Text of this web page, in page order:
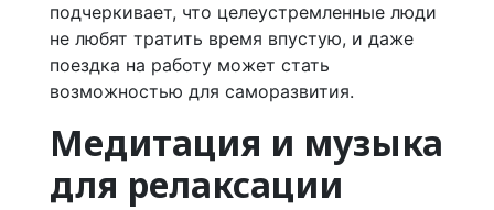
подчеркивает, что целеустремленные люди
не любят тратить время впустую, и даже
поездка на работу может стать
возможностью для саморазвития.
Медитация и музыка
для релаксации